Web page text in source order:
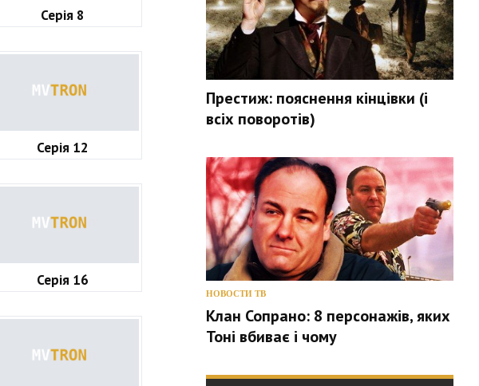
Серія 8
Серія 12
Серія 16
Престиж: пояснення кінцівки (і
всіх поворотів)
НОВОСТИ ТВ
Клан Сопрано: 8 персонажів, яких
Тоні вбиває і чому